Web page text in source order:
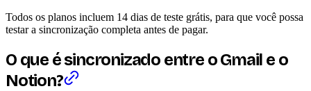
Todos os planos incluem 14 dias de teste grátis, para que você possa
testar a sincronização completa antes de pagar.
O que é sincronizado entre o Gmail e o
Notion?